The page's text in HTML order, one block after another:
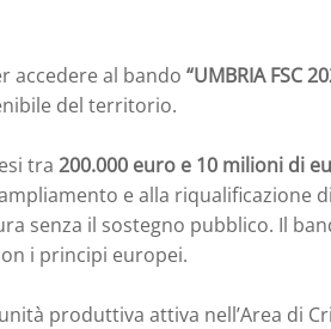
accedere al bando “UMBRIA FSC
del territorio.
tra 200.000 euro e 10 milioni di
e alla
senza il sostegno pubblico. Il
i principi europei.
produttiva attiva nell’Area di